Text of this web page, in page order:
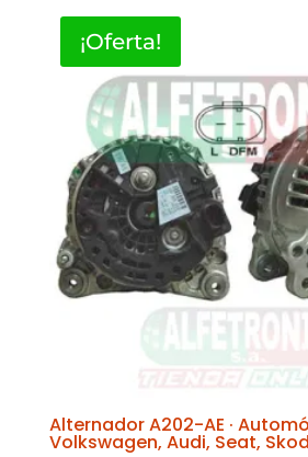
¡Oferta!
Alternador A202-AE ·
Volkswagen, Audi, Seat,